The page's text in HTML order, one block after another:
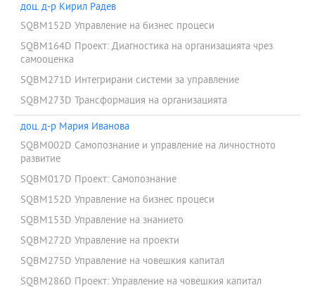
Практики и стаж:
Програмата включва реализирането на цялостна мениджърска
инициатива на работното място, индивидуален и групов
коучинг от преподаватели и между студентите, фокус върху
планиране и реализиране на процеса на организационното
учене.
Международна мобилност:
Магистърската програмата осигурява възможност за
международна студентска мобилност по европейската
програма „Еразъм+“, която е най-голямата европейска
инициатива и дава възможност на студентите да се обучават за
определен период (между 3 и 12 месеца) в чуждестранен
университет в държави като Италия, Германия, Финландия,
Португалия, Франция, Турция и др.
Чрез Европейският алианс на реформаторските университети
(ERUA) студентите имат възможност да участват в интензивни
лекции и онлайн курсове.
доц. д-р Кирил Радев
SQBM152D Управление на бизнес процеси
SQBM164D Проект: Диагностика на организацията чрез
самооценка
SQBM271D Интегрирани системи за управление
SQBM273D Трансформация на организацията
доц. д-р Мария Иванова
SQBM002D Самопознание и управление на личностното
развитие
SQBM017D Проект: Самопознание
SQBM152D Управление на бизнес процеси
SQBM153D Управление на знанието
SQBM272D Управление на проекти
SQBM275D Управление на човешкия капитал
SQBM286D Проект: Управление на човешкия капитал